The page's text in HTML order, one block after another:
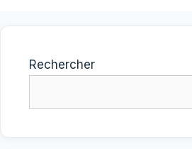
Rechercher